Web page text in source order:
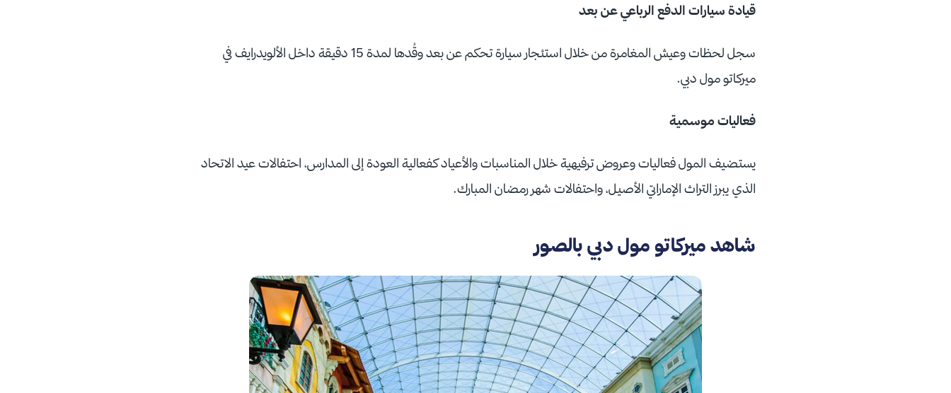
قيادة سيارات الدفع الرباعي عن بعد
سجل لحظات وعيش المغامرة من خلال استئجار سيارة تحكم عن بعد وقُدها لمدة 15 دقيقة داخل الألويدرايف في
ميركاتو مول دبي.
فعاليات موسمية
يستضيف المول فعاليات وعروض ترفيهية خلال المناسبات والأعياد كفعالية العودة إلى المدارس، احتفالات عيد الاتحاد
الذي يبرز ‏التراث الإماراتي الأصيل، واحتفالات شهر رمضان المبارك.
شاهد ميركاتو مول دبي بالصور